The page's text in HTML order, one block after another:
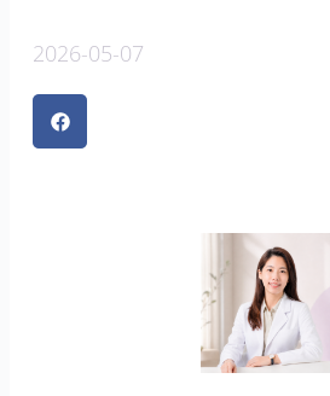
2026-05-07